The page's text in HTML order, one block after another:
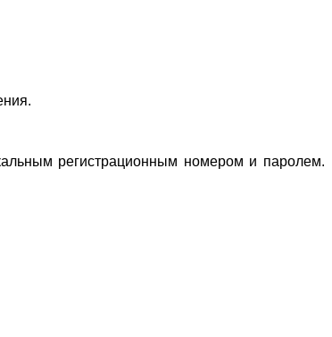
регистрационным номером и паролем.